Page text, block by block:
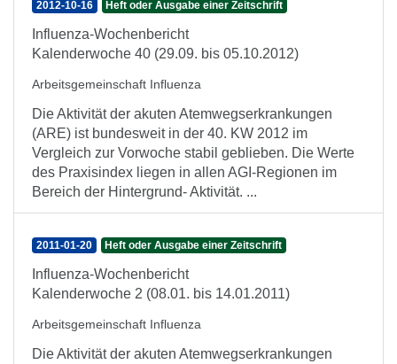
2012-10-16 Heft oder Ausgabe einer Zeitschrift
Influenza-Wochenbericht
Kalenderwoche 40 (29.09. bis 05.10.2012)
Arbeitsgemeinschaft Influenza
Die Aktivität der akuten Atemwegserkrankungen
(ARE) ist bundesweit in der 40. KW 2012 im
Vergleich zur Vorwoche stabil geblieben. Die Werte
des Praxisindex liegen in allen AGI-Regionen im
Bereich der Hintergrund- Aktivität. ...
2011-01-20 Heft oder Ausgabe einer Zeitschrift
Influenza-Wochenbericht
Kalenderwoche 2 (08.01. bis 14.01.2011)
Arbeitsgemeinschaft Influenza
Die Aktivität der akuten Atemwegserkrankungen